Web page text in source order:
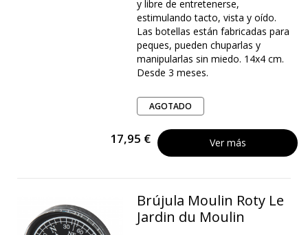
y libre de entretenerse,
estimulando tacto, vista y oído.
Las botellas están fabricadas para
peques, pueden chuparlas y
manipularlas sin miedo. 14x4 cm.
Desde 3 meses.
AGOTADO
17,95 € Ver más
Brújula Moulin Roty Le
Jardin du Moulin